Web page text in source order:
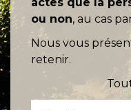
ou non, au cas
Nous vous
retenir.